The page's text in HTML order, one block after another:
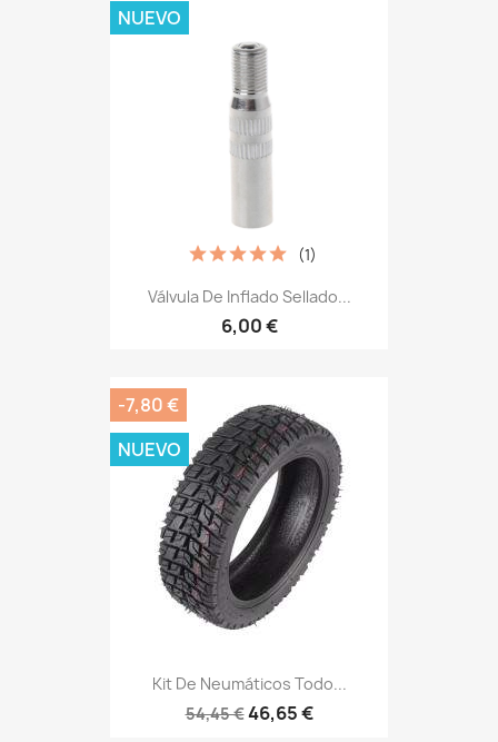
Válvula De Inflado Sellado...
6,00 €
(1)
NUEVO
Kit De Neumáticos Todo...
54,45 €46,65 €
-7,80 €
NUEVO